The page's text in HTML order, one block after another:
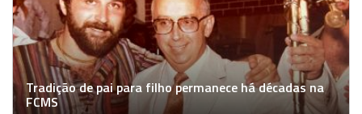
Tradição de pai para filho permanece há décadas na
FCMS